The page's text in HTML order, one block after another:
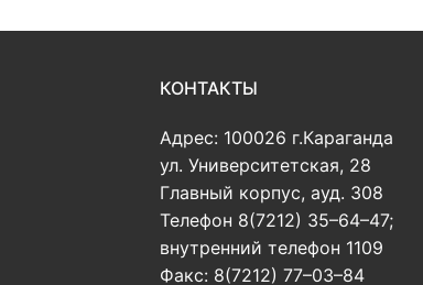
КОНТАКТЫ
Адрес: 100026 г.Караганда
ул. Университетская, 28
Главный корпус, ауд. 308
Телефон 8(7212) 35–64–47;
внутренний телефон 1109
Факс: 8(7212) 77–03–84